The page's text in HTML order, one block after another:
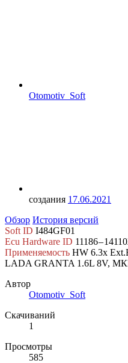
Otomotiv_Soft
создания 17.06.2021
Обзор История версий
Soft ID I484GF01
Ecu Hardware ID 11186 –
Применяемость HW 6.3x
LADA GRANTA 1.6L 8V,
Автор
Otomotiv_Soft
Скачиваний
1
Просмотры
585